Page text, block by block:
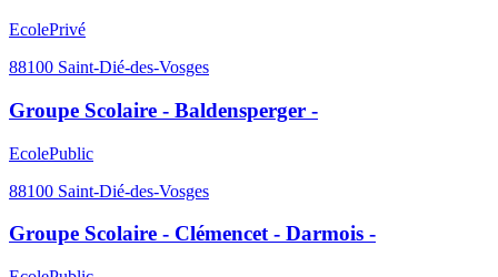
EcolePrivé
88100 Saint-Dié-des-Vosges
Groupe Scolaire - Baldensperger -
EcolePublic
88100 Saint-Dié-des-Vosges
Groupe Scolaire - Clémencet - Darmois -